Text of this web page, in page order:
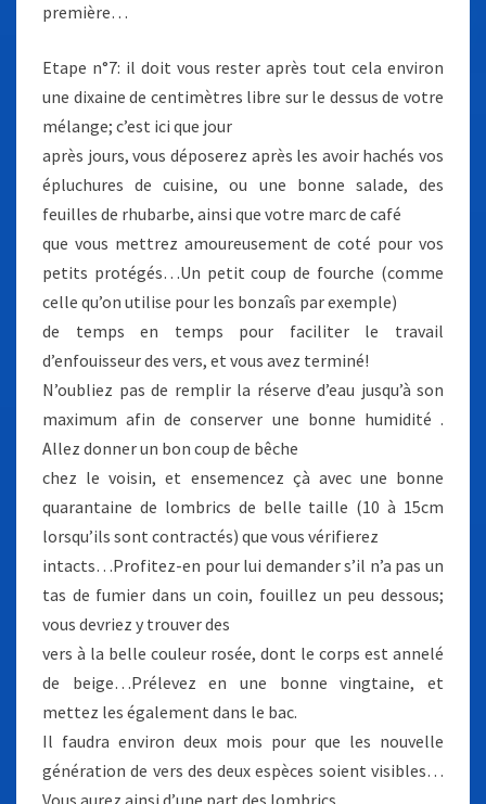
première…
Etape n°7: il doit vous rester après tout cela environ
une dixaine de centimètres libre sur le dessus de votre
mélange; c’est ici que jour
après jours, vous déposerez après les avoir hachés vos
épluchures de cuisine, ou une bonne salade, des
feuilles de rhubarbe, ainsi que votre marc de café
que vous mettrez amoureusement de coté pour vos
petits protégés…Un petit coup de fourche (comme
celle qu’on utilise pour les bonzaîs par exemple)
de temps en temps pour faciliter le travail
d’enfouisseur des vers, et vous avez terminé!
N’oubliez pas de remplir la réserve d’eau jusqu’à son
maximum afin de conserver une bonne humidité .
Allez donner un bon coup de bêche
chez le voisin, et ensemencez çà avec une bonne
quarantaine de lombrics de belle taille (10 à 15cm
lorsqu’ils sont contractés) que vous vérifierez
intacts…Profitez-en pour lui demander s’il n’a pas un
tas de fumier dans un coin, fouillez un peu dessous;
vous devriez y trouver des
vers à la belle couleur rosée, dont le corps est annelé
de beige…Prélevez en une bonne vingtaine, et
mettez les également dans le bac.
Il faudra environ deux mois pour que les nouvelle
génération de vers des deux espèces soient visibles…
Vous aurez ainsi d’une part des lombrics,